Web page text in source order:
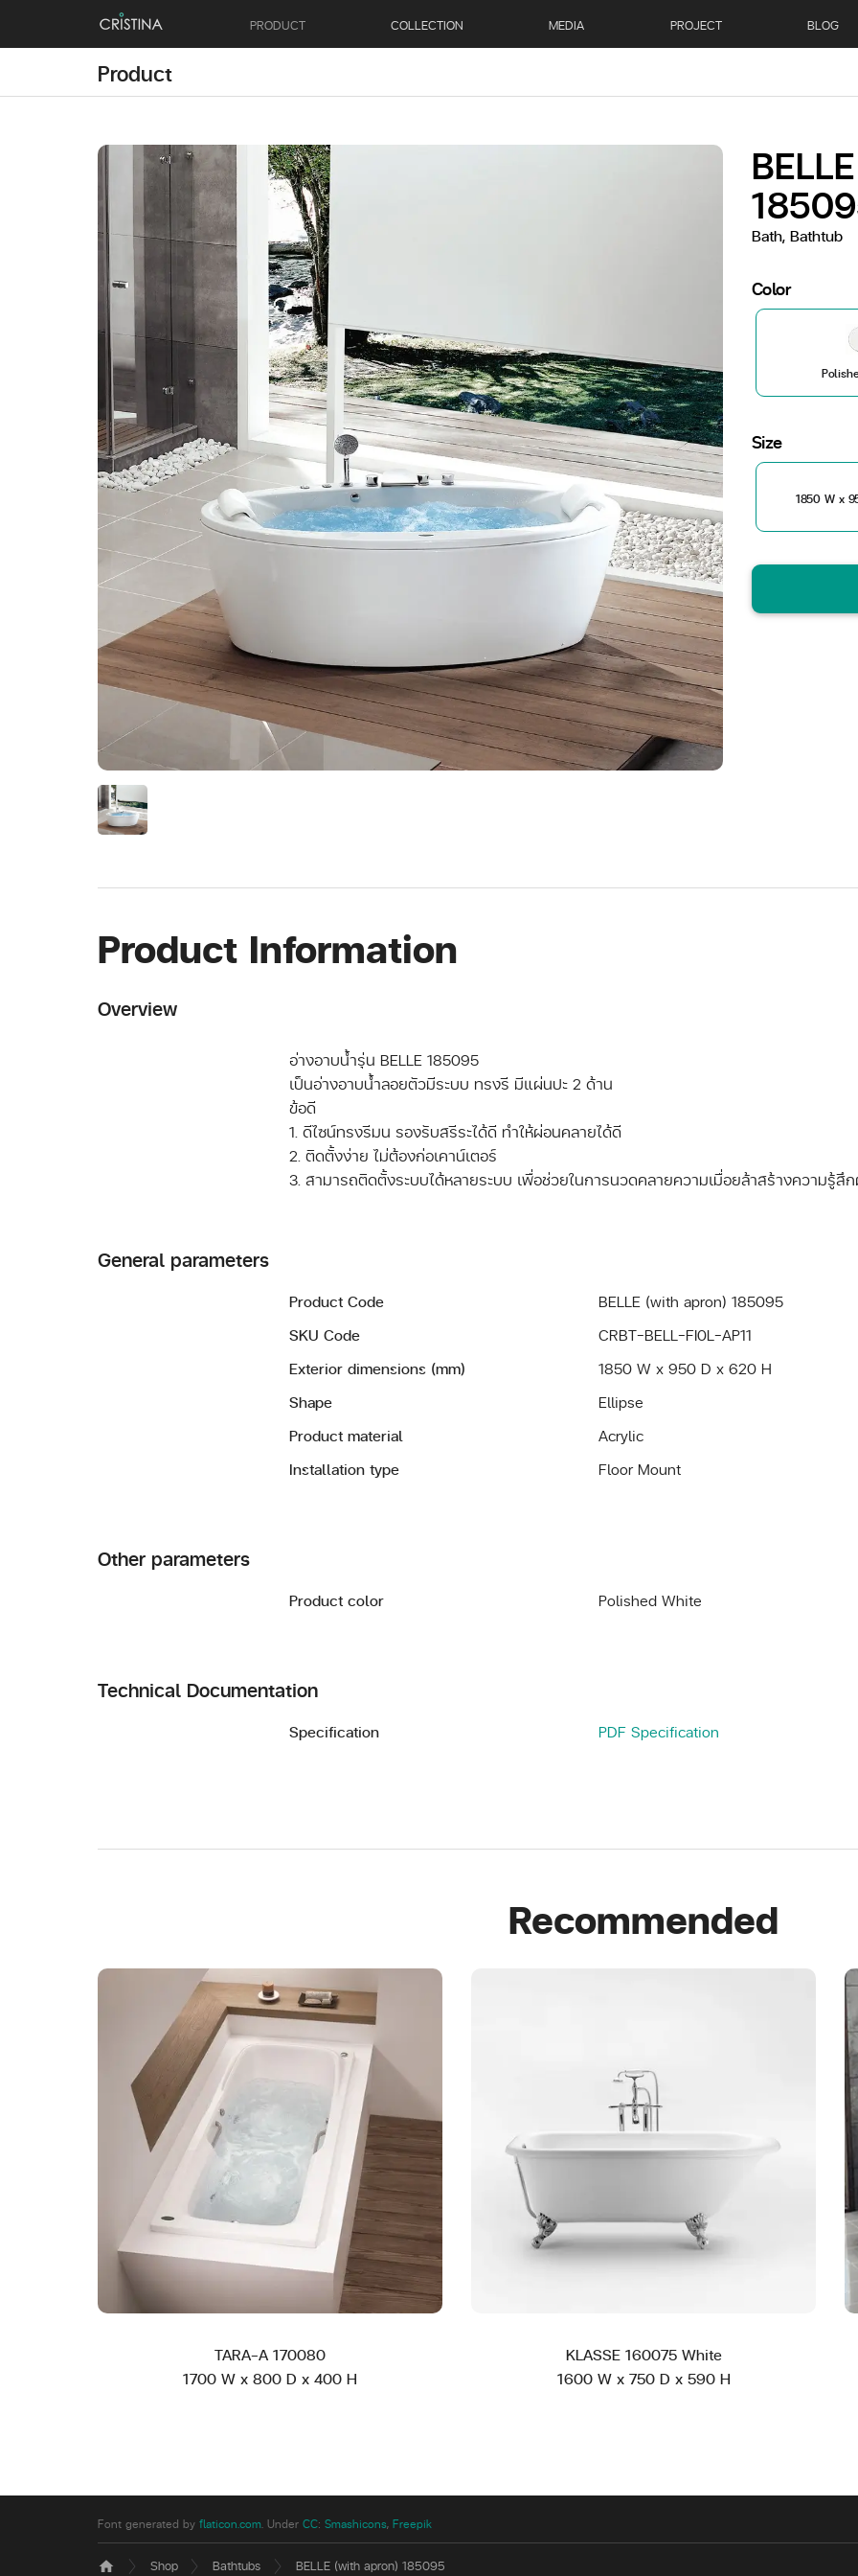
PRODUCT COLLECTION MEDIA PROJECT BLOG
Product
Bath, Bathtub
Color
Size
1850 W x
Product Information
Overview
อ่างอาบน้ำรุ่น BELLE 185095
เป็นอ่างอาบน้ำลอยตัวมีระบบ ทรงรี มีแผ่นปะ 2 ด้าน
ข้อดี
1. ดีไซน์ทรงรีมน รองรับสรีระได้ดี ทำให้ผ่อนคลายได้ดี
2. ติดตั้งง่าย ไม่ต้องก่อเคาน์เตอร์
3. สามารถติดตั้งระบบได้หลายระบบ เพื่อช่วยในการนวดคลายความเมื่อยล้าสร้างความรู้
General parameters
Product Code
BELLE (with apron) 185095
SKU Code
CRBT-BELL-FI0L-AP11
Exterior dimensions (mm)
1850 W x 950 D x 620 H
Shape
Ellipse
Product material
Acrylic
Installation type
Floor Mount
Other parameters
Product color Polished White
Technical Documentation
Specification PDF Specification
Recommended
TARA-A 170080
1700 W x 800 D x 400 H
KLASSE 160075 White
1600 W x 750 D x 590 H
Font generated by flaticon.com. Under CC: Smashicons, Freepik
home Shop Bathtubs BELLE (with apron) 185095